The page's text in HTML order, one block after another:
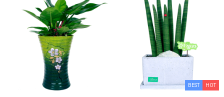
BEST HOT